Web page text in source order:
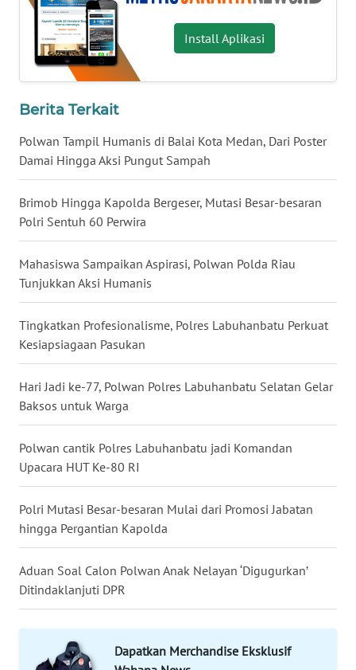
Install Aplikasi
Berita Terkait
Polwan Tampil Humanis di Balai Kota Medan, Dari Poster
Damai Hingga Aksi Pungut Sampah
Brimob Hingga Kapolda Bergeser, Mutasi Besar-besaran
Polri Sentuh 60 Perwira
Mahasiswa Sampaikan Aspirasi, Polwan Polda Riau
Tunjukkan Aksi Humanis
Tingkatkan Profesionalisme, Polres Labuhanbatu Perkuat
Kesiapsiagaan Pasukan
Hari Jadi ke-77, Polwan Polres Labuhanbatu Selatan Gelar
Baksos untuk Warga
Polwan cantik Polres Labuhanbatu jadi Komandan
Upacara HUT Ke-80 RI
Polri Mutasi Besar-besaran Mulai dari Promosi Jabatan
hingga Pergantian Kapolda
Aduan Soal Calon Polwan Anak Nelayan ‘Digugurkan’
Ditindaklanjuti DPR
Dapatkan Merchandise Eksklusif
WN
KALTARA
KALSEL
WN
WN
GORONTALO
WN
SULUT
WN
MALUKU
WN
MALUT
WN
DAIRI
WN
DANAU
NIAS